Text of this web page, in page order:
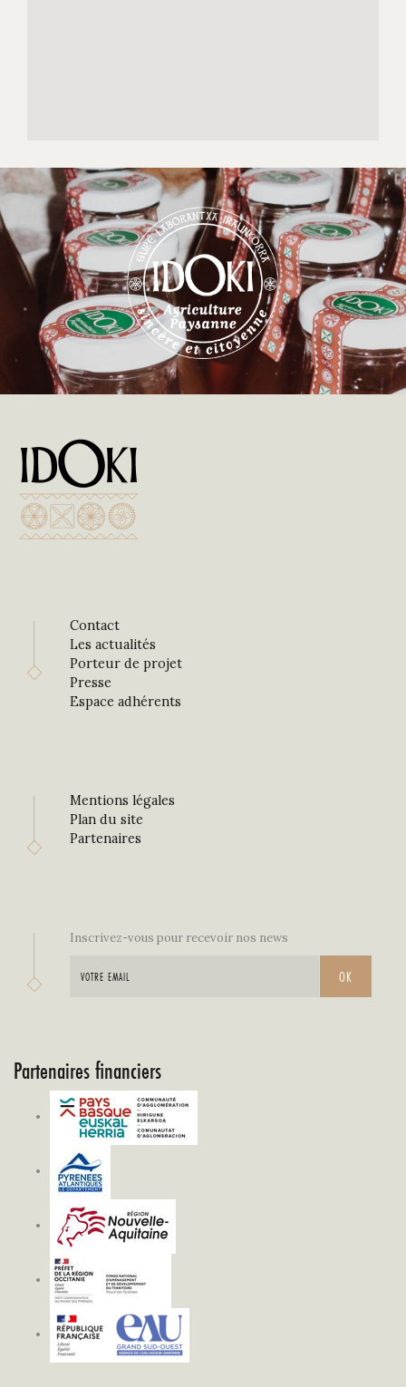
Contact
Les actualités
Porteur de projet
Presse
Espace adhérents
Mentions légales
Plan du site
Partenaires
Inscrivez-vous pour recevoir nos news
Partenaires financiers